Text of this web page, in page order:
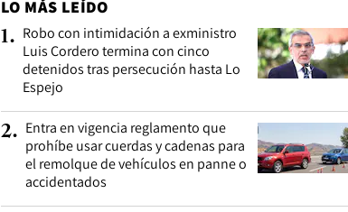
LO MÁS LEÍDO
1. Robo con intimidación a exministro
Luis Cordero termina con cinco
detenidos tras persecución hasta Lo
Espejo
2. Entra en vigencia reglamento que
prohíbe usar cuerdas y cadenas para
el remolque de vehículos en panne o
accidentados